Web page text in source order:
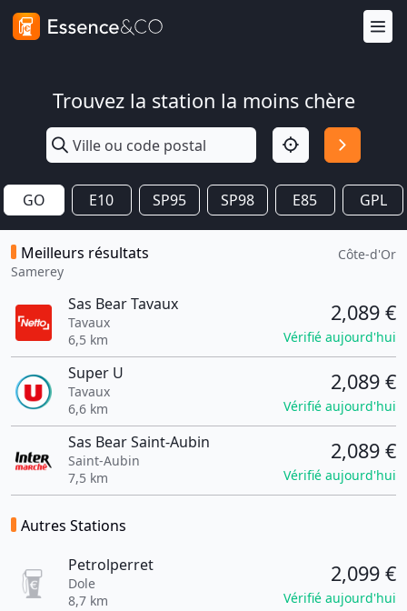
Trouvez la station la moins chère
GO E10 SP95 SP98 E85 GPL
Meilleurs résultats
Samerey
Côte-d'Or
Sas Bear Tavaux
Tavaux
6,5 km
2,089 €
Vérifié aujourd'hui
Super U
Tavaux
6,6 km
2,089 €
Vérifié aujourd'hui
Sas Bear Saint-Aubin
Saint-Aubin
7,5 km
2,089 €
Vérifié aujourd'hui
Autres Stations
Petrolperret
Dole
8,7 km
2,099 €
Vérifié aujourd'hui